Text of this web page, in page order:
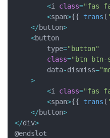
<i class="fas
<span>{{ trans (
</button>
<button
        type
="button"
class="btn btn-
        data
-dismiss=
>
<i class="fas
<span>{{ trans (
</button>
</div>
@endslot